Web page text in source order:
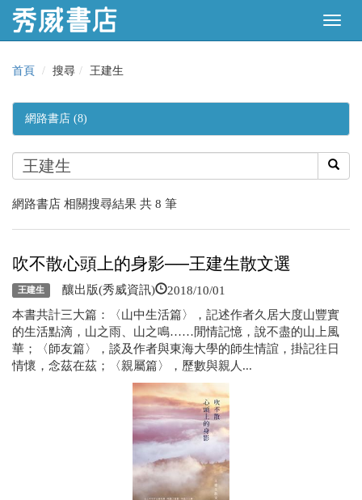
首頁 搜尋 王建生
網路書店 (8)
網路書店 相關搜尋結果 共 8 筆
吹不散心頭上的身影──王建生散文選
王建生 釀出版(秀威資訊) 2018/10/01
本書共計三大篇：〈山中生活篇〉，記述作者久居大度山豐實
的生活點滴，山之雨、山之鳴……閒情記憶，說不盡的山上風
華；〈師友篇〉，談及作者與東海大學的師生情誼，掛記往日
情懷，念茲在茲；〈親屬篇〉，歷數與親人...